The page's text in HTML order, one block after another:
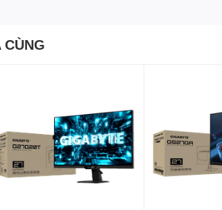
độ làm mới của màn hình với đầu ra của
hiện ngay lập tức, các đối tượng trông sắc nét
cấp; không xé hình,
lối chơi giật cục hoặc khung hình bị hỏng.
chơi game mượt mà, không xé hình với